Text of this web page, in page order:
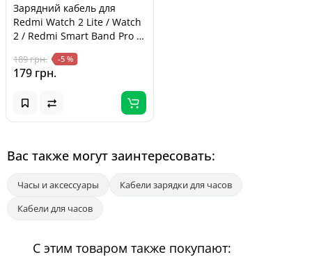
Зарядний кабель для
Redmi Watch 2 Lite / Watch
2 / Redmi Smart Band Pro /
Redmi Band 7 Pro
189 грн. -5 %
179 грн.
Вас также могут заинтересовать:
Часы и аксессуары
Кабели зарядки для часов
Кабели для часов
С этим товаром также покупают: